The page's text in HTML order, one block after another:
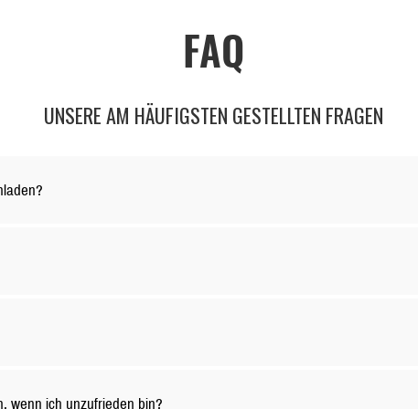
FAQ
UNSERE AM HÄUFIGSTEN GESTELLTEN FRAGEN
wenn ich unzufrieden bin?